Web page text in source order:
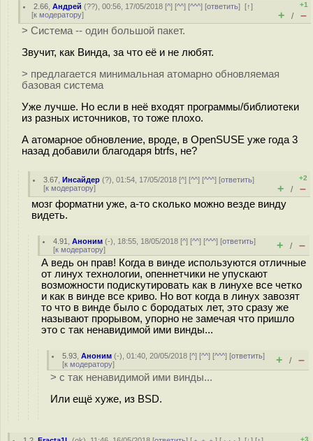
2.66 ,Андрей (??), 00:56, 17/05/2018 [^] [^^] [^^^] [ответить][↑]
[к модератору]
+1
+ / –
> Система -- один большой пакет.
Звучит, как Винда, за что её и не любят.
> предлагается минимальная атомарно обновляемая
базовая система
Уже лучше. Но если в неё входят программы/библиотеки
из разных источников, то тоже плохо.
А атомарное обновление, вроде, в OpenSUSE уже года 3
назад добавили благодаря btrfs, не?
3.67 ,Инсайдер (?), 01:54, 17/05/2018 [^] [^^] [^^^] [ответить]
[к модератору]
+2
+ / –
мозг форматни уже, а-то сколько можно везде винду
видеть.
4.91 ,Аноним (-), 18:55, 18/05/2018 [^] [^^] [^^^] [ответить]
[к модератору] + / –
А ведь он прав! Когда в винде используются отличные
от линух технологии, опеннетчики не упускают
возможности подискутировать как в линухе все четко
и как в винде все криво. Но вот когда в линух завозят
то что в винде было с бородатых лет, это сразу же
называют прорывом, упорно не замечая что пришло
это с так ненавидимой ими винды...
5.93 ,Аноним (-), 01:40, 20/05/2018 [^] [^^] [^^^] [ответить]
[к модератору] + / –
> с так ненавидимой ими винды...
Или ещё хуже, из BSD.
+3